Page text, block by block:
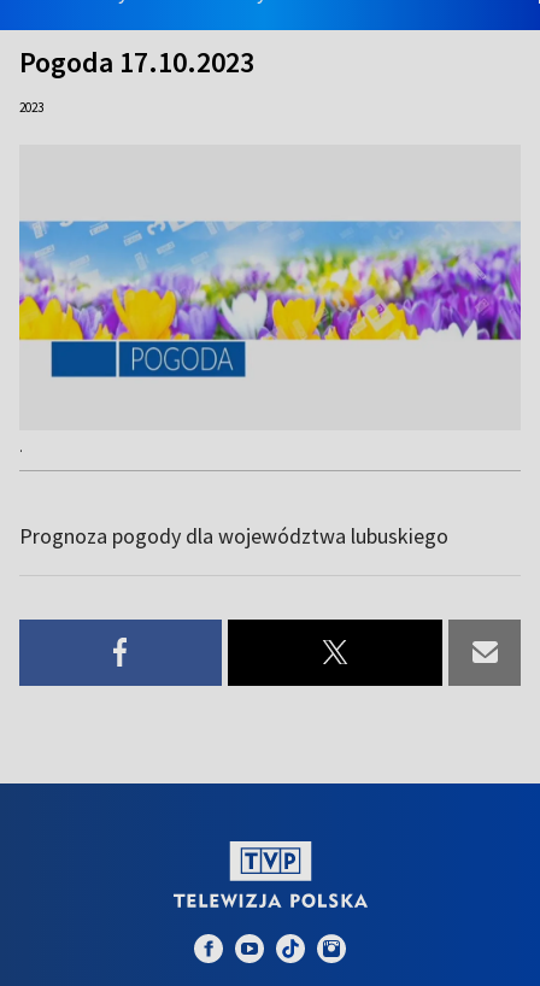
Pogoda 17.10.2023
2023
.
Prognoza pogody dla województwa lubuskiego